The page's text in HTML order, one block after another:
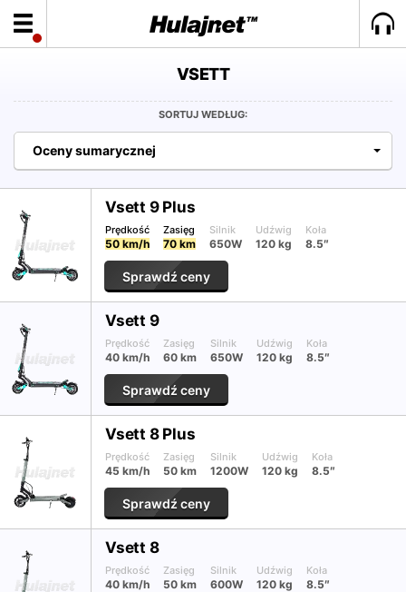
VSETT
SORTUJ WEDŁUG:
Oceny sumarycznej
Vsett 9 Plus
Prędkość
50 km/h
Zasięg
70 km
Silnik
650W
Udźwig
120 kg
Koła
8.5″
Sprawdź ceny
Vsett 9
Prędkość
40 km/h
Zasięg
60 km
Silnik
650W
Udźwig
120 kg
Koła
8.5″
Sprawdź ceny
Vsett 8 Plus
Prędkość
45 km/h
Zasięg
50 km
Silnik
1200W
Udźwig
120 kg
Koła
8.5″
Sprawdź ceny
Vsett 8
Prędkość
40 km/h
Zasięg
50 km
Silnik
600W
Udźwig
120 kg
Koła
8.5″